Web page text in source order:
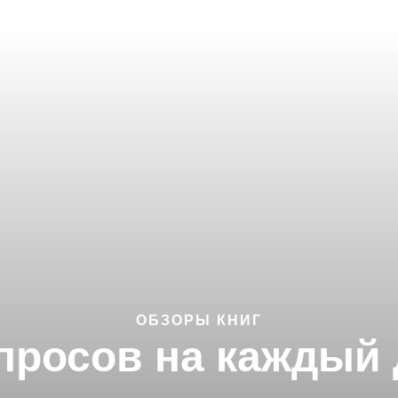
ОБЗОРЫ КНИГ
на каждый